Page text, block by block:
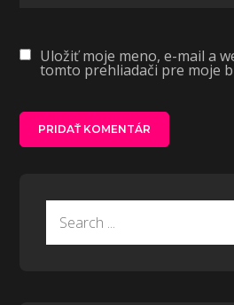
Uložiť moje meno, e-mail a
tomto prehliadači pre moje